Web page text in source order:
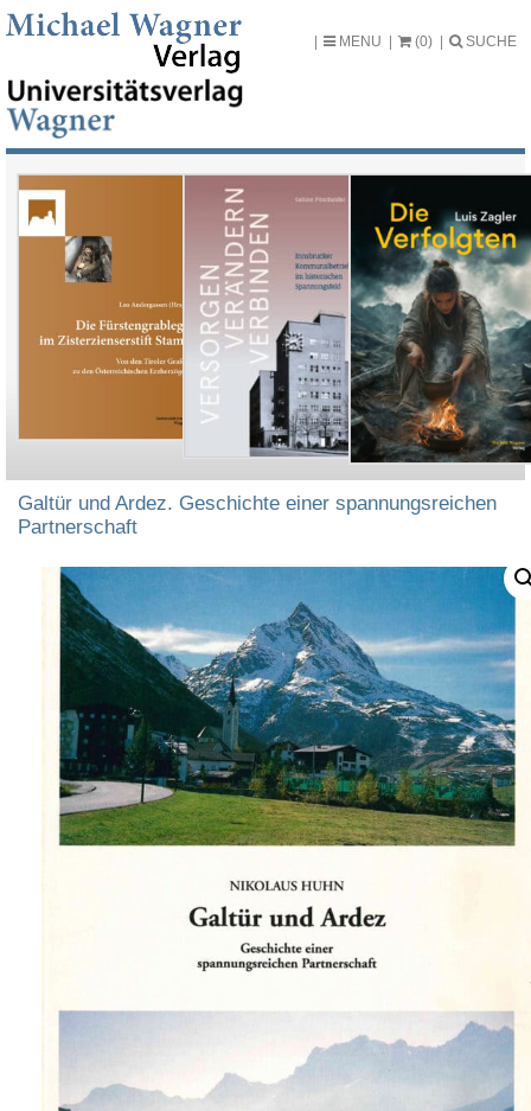
MENU (0) SUCHE
Galtür und Ardez. Geschichte einer spannungsreichen
Partnerschaft